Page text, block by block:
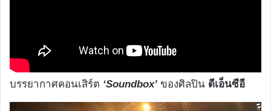
บรรยากาศคอนเสิร์ต ‘Soundbox’ ของศิลปิน ดีเอ็นซีอี